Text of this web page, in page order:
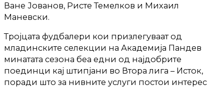
Ване Јованов, Ристе Темелков и Михаил
Маневски.
Тројцата фудбалери кои призлегуваат од
младинските селекции на Академија Пандев
минатата сезона беа едни од најдобрите
поединци кај штипјани во Втора лига – Исток,
поради што за нивните услуги постои интерес